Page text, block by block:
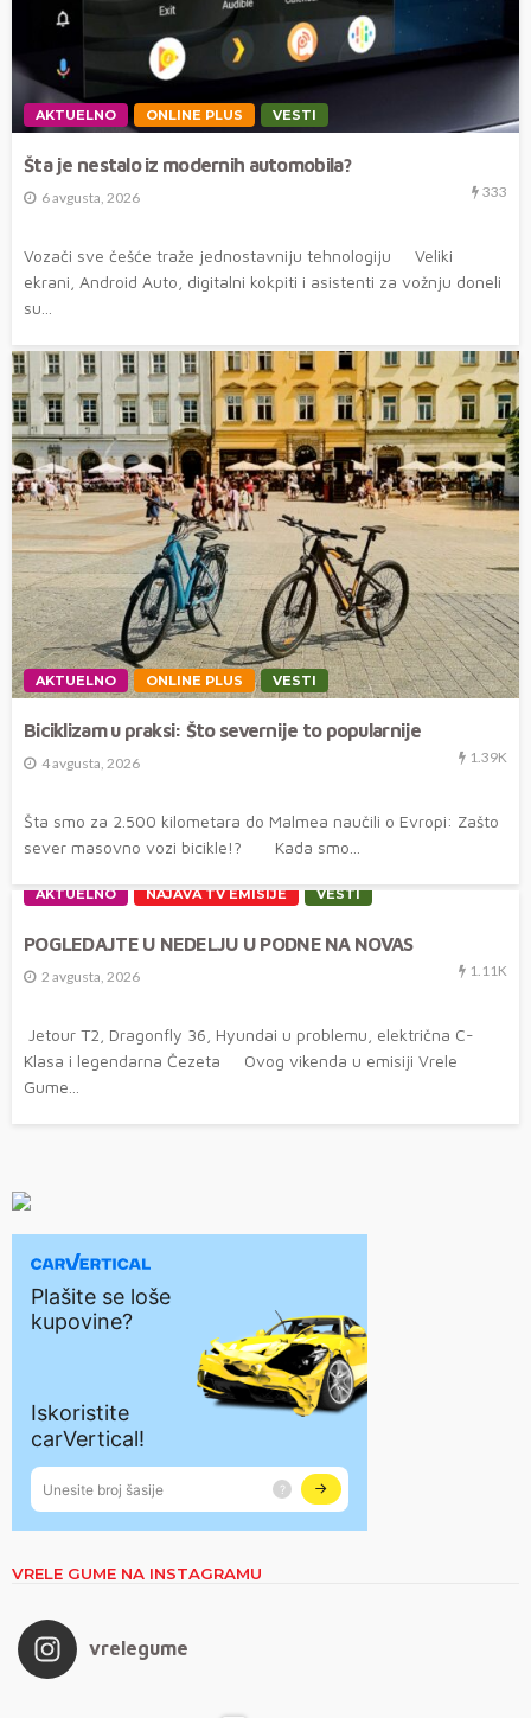
AKTUELNO ONLINE PLUS VESTI
Šta je nestalo iz modernih automobila?
6 avgusta, 2026 333
Vozači sve češće traže jednostavniju tehnologiju Veliki
ekrani, Android Auto, digitalni kokpiti i asistenti za vožnju doneli
su...
AKTUELNO ONLINE PLUS VESTI
Biciklizam u praksi: Što severnije to popularnije
4 avgusta, 2026 1.39K
Šta smo za 2.500 kilometara do Malmea naučili o Evropi: Zašto
sever masovno vozi bicikle!? Kada smo...
AKTUELNO NAJAVA TV EMISIJE VESTI
POGLEDAJTE U NEDELJU U PODNE NA NOVAS
2 avgusta, 2026 1.11K
Jetour T2, Dragonfly 36, Hyundai u problemu, električna C-
Klasa i legendarna Čezeta Ovog vikenda u emisiji Vrele
Gume...
VRELE GUME NA INSTAGRAMU
vrelegume